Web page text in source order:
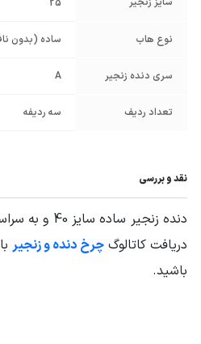
25
نوع هاب ساده (بدون
سری دنده زنجیر A
تعداد ردیف سه ردیفه
نقد و بررسی
دنده زنجیر
دریافت کاتالوگچرخ دنده و زنجیر
باشید.